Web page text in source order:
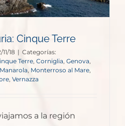
Cinque Terre
11/18 | Categorías:
Terre Corniglia Genova
Manarola, Monterroso al Mare
Vernazza
a la región